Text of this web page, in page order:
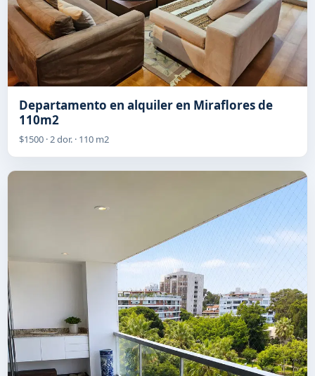
Departamento en alquiler en Miraflores de
110m2
$1500 · 2 dor. · 110 m2